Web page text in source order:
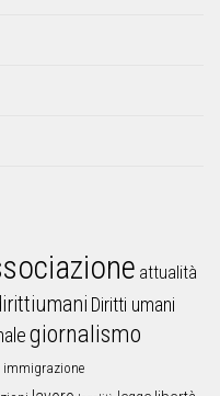
attualità
Diritti umani
giornalismo
immigrazione